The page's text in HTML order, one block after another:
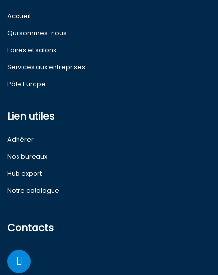
Accueil
Qui sommes-nous
Foires et salons
Services aux entreprises
Pôle Europe
Lien utiles
Adhérer
Nos bureaux
Hub export
Notre catalogue
Contacts